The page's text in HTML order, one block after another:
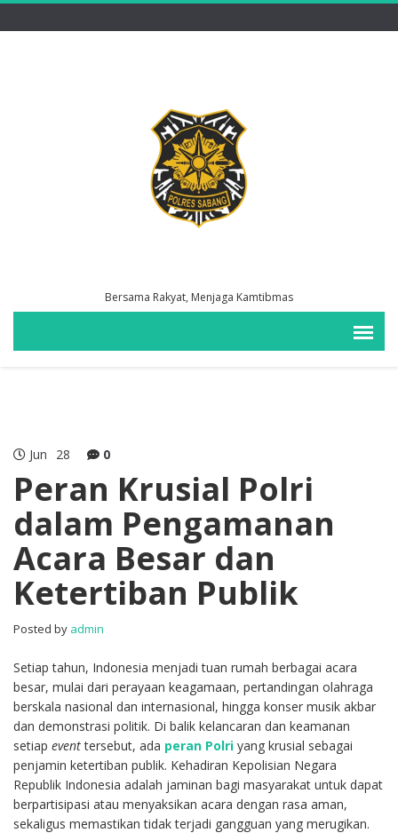
Bersama Rakyat, Menjaga Kamtibmas
Jun 28 0
Peran Krusial Polri
dalam Pengamanan
Acara Besar dan
Ketertiban Publik
Posted by admin
Setiap tahun, Indonesia menjadi tuan rumah berbagai acara
besar, mulai dari perayaan keagamaan, pertandingan olahraga
berskala nasional dan internasional, hingga konser musik akbar
dan demonstrasi politik. Di balik kelancaran dan keamanan
setiap eventtersebut, ada peran Polri yang krusial sebagai
penjamin ketertiban publik. Kehadiran Kepolisian Negara
Republik Indonesia adalah jaminan bagi masyarakat untuk dapat
berpartisipasi atau menyaksikan acara dengan rasa aman,
sekaligus memastikan tidak terjadi gangguan yang merugikan.